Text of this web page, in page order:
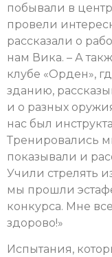
побывали в
провели
рассказали о
нам Вика. – А
клубе «Орден»,
зданию,
и о разных
нас был
Тренировались
показывали и
Учили стрелять
мы прошли
конкурса. Мне
здорово!»
Испытания,